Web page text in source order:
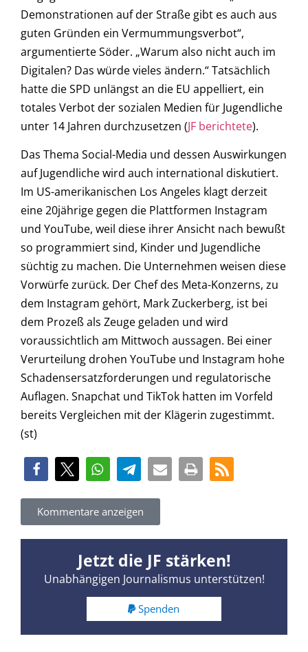
Demonstrationen auf der Straße gibt es auch aus
guten Gründen ein Vermummungsverbot“,
argumentierte Söder. „Warum also nicht auch im
Digitalen? Das würde vieles ändern.“ Tatsächlich
hatte die SPD unlängst an die EU appelliert, ein
totales Verbot der sozialen Medien für Jugendliche
unter 14 Jahren durchzusetzen (JF berichtete).
Das Thema Social-Media und dessen Auswirkungen
auf Jugendliche wird auch international diskutiert.
Im US-amerikanischen Los Angeles klagt derzeit
eine 20jährige gegen die Plattformen Instagram
und YouTube, weil diese ihrer Ansicht nach bewußt
so programmiert sind, Kinder und Jugendliche
süchtig zu machen. Die Unternehmen weisen diese
Vorwürfe zurück. Der Chef des Meta-Konzerns, zu
dem Instagram gehört, Mark Zuckerberg, ist bei
dem Prozeß als Zeuge geladen und wird
voraussichtlich am Mittwoch aussagen. Bei einer
Verurteilung drohen YouTube und Instagram hohe
Schadensersatzforderungen und regulatorische
Auflagen. Snapchat und TikTok hatten im Vorfeld
bereits Vergleichen mit der Klägerin zugestimmt.
(st)
Kommentare anzeigen
Jetzt die JF stärken!
Unabhängigen Journalismus unterstützen!
Spenden